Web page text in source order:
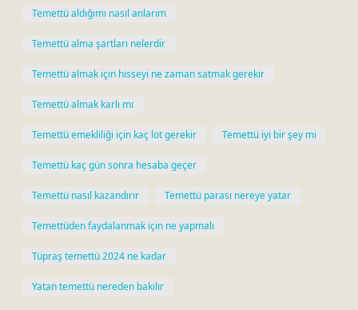
Temettü aldığımı nasıl anlarım
Temettü alma şartları nelerdir
Temettü almak için hisseyi ne zaman satmak gerekir
Temettü almak karlı mı
Temettü emekliliği için kaç lot gerekir Temettü iyi bir şey mi
Temettü kaç gün sonra hesaba geçer
Temettü nasıl kazandırır Temettü parası nereye yatar
Temettüden faydalanmak için ne yapmalı
Tüpraş temettü 2024 ne kadar
Yatan temettü nereden bakılır